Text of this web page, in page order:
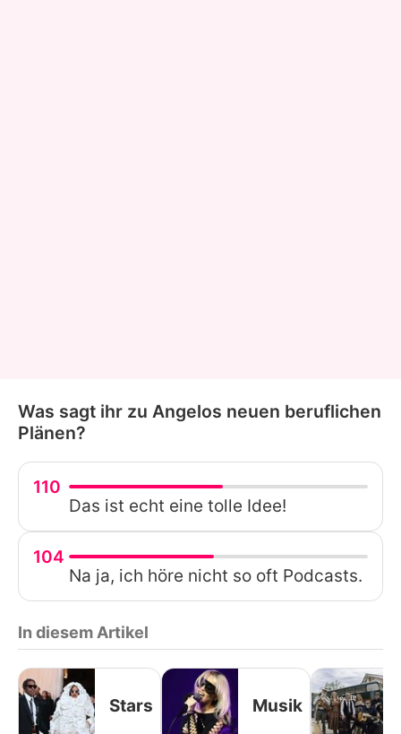
Was sagt ihr zu Angelos neuen beruflichen
Plänen?
110
Das ist echt eine tolle Idee!
104
Na ja, ich höre nicht so oft Podcasts.
In diesem Artikel
Stars Musik